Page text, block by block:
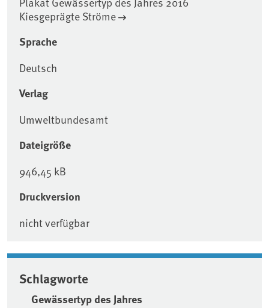
Kiesgeprägte Ströme
Sprache
Deutsch
Verlag
Umweltbundesamt
Dateigröße
946,45 kB
Druckversion
nicht verfügbar
Schlagworte
Gewässertyp des Jahres